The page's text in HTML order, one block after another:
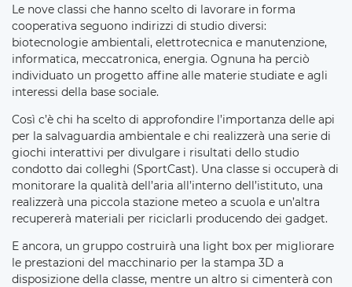
Le nove classi che hanno scelto di lavorare in forma
cooperativa seguono indirizzi di studio diversi:
biotecnologie ambientali, elettrotecnica e manutenzione,
informatica, meccatronica, energia. Ognuna ha perciò
individuato un progetto affine alle materie studiate e agli
interessi della base sociale.
Così c’è chi ha scelto di approfondire l’importanza delle api
per la salvaguardia ambientale e chi realizzerà una serie di
giochi interattivi per divulgare i risultati dello studio
condotto dai colleghi (SportCast). Una classe si occuperà di
monitorare la qualità dell’aria all’interno dell’istituto, una
realizzerà una piccola stazione meteo a scuola e un’altra
recupererà materiali per riciclarli producendo dei gadget.
E ancora, un gruppo costruirà una light box per migliorare
le prestazioni del macchinario per la stampa 3D a
disposizione della classe, mentre un altro si cimenterà con